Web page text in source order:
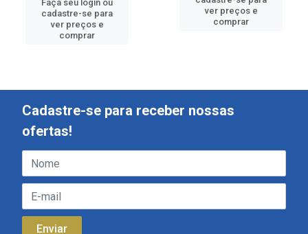
Faça seu login ou
cadastre-se para
ver preços e
comprar
ver preços e
comprar
Cadastre-se para receber nossas
ofertas!